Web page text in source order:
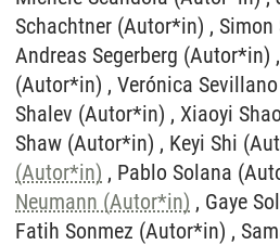
Schachtner (Autor*in) ,
Andreas Segerberg (Autor*in)
(Autor*in) , Verónica
Shalev (Autor*in) , Xiaoyi
Shaw (Autor*in) , Keyi Shi
(Autor*in) , Pablo Solana
Neumann (Autor*in) , Gaye Solmazer (Autor*in) , Fatih Sonmez (Autor*in) , Samantha K. Stanley (Autor*in) , Janina Steinmetz (Autor*in) , Adam W. Stivers (Autor*in) , Aleksandra Szymkow (Autor*in) , Maude Tagand (Autor*in) , Yan Zhen Tan (Autor*in) , Hilal Terzi (Autor*in) , Miaomiao